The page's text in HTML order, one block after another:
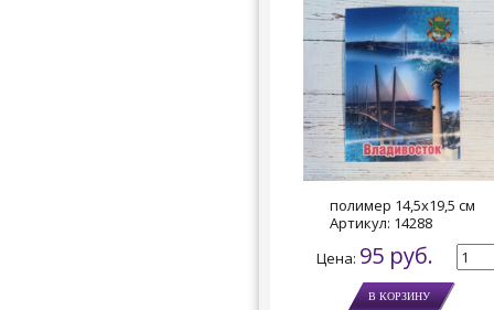
полимер 14,5х19,5 см
Артикул: 14288
Цена: 95 руб.